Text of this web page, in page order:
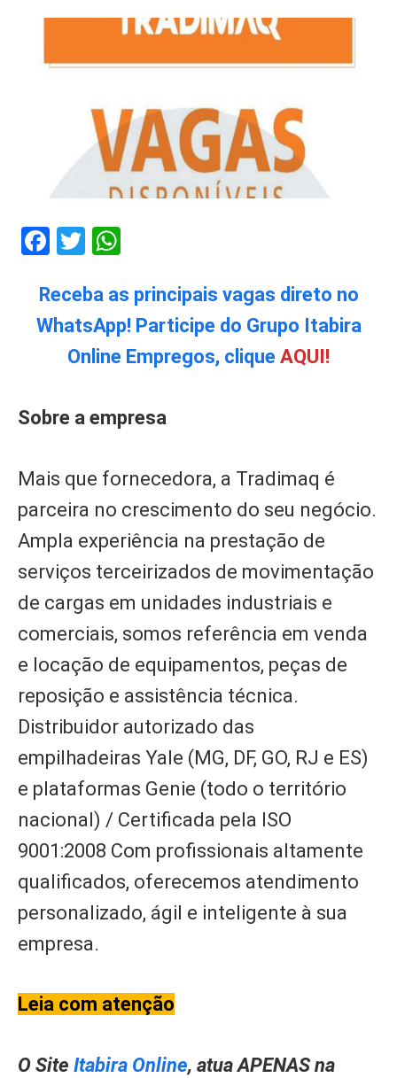
Facebook
Twitter
Receba as principais vagas direto no
WhatsApp! Participe do Grupo Itabira
Online Empregos, clique AQUI!
Sobre a empresa
Mais que fornecedora, a Tradimaq é
parceira no crescimento do seu negócio.
Ampla experiência na prestação de
serviços terceirizados de movimentação
de cargas em unidades industriais e
comerciais, somos referência em venda
e locação de equipamentos, peças de
reposição e assistência técnica.
Distribuidor autorizado das
empilhadeiras Yale (MG, DF, GO, RJ e ES)
e plataformas Genie (todo o território
nacional) / Certificada pela ISO
9001:2008 Com profissionais altamente
qualificados, oferecemos atendimento
personalizado, ágil e inteligente à sua
empresa.
Leia com atenção
O Site Itabira Online, atua APENAS na